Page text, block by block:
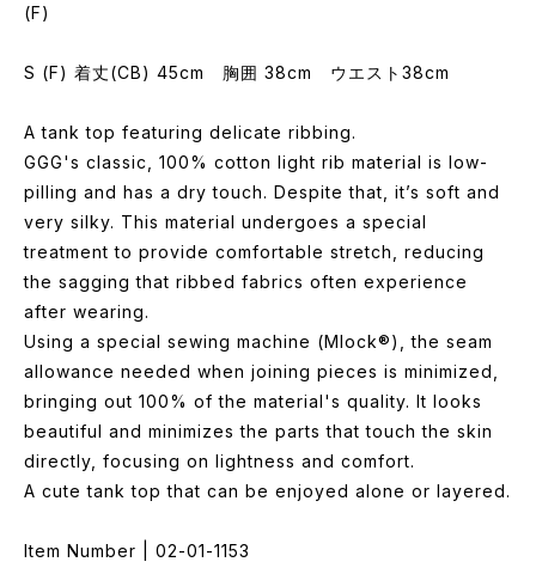
(F)
S (F) 着丈(CB) 45cm 胸囲 38cm ウエスト38cm
A tank top featuring delicate ribbing.
GGG's classic, 100% cotton light rib material is low-
pilling and has a dry touch. Despite that, it’s soft and
very silky. This material undergoes a special
treatment to provide comfortable stretch, reducing
the sagging that ribbed fabrics often experience
after wearing.
Using a special sewing machine (Mlock®), the seam
allowance needed when joining pieces is minimized,
bringing out 100% of the material's quality. It looks
beautiful and minimizes the parts that touch the skin
directly, focusing on lightness and comfort.
A cute tank top that can be enjoyed alone or layered.
Item Number | 02-01-1153